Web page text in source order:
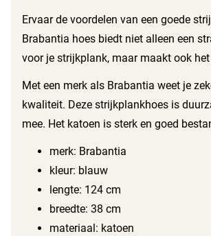
Ervaar de voordelen van een goede
Brabantia hoes biedt niet alleen een
voor je strijkplank, maar maakt ook
Met een merk als Brabantia weet je
kwaliteit. Deze strijkplankhoes is
mee. Het katoen is sterk en goed
merk: Brabantia
kleur: blauw
lengte: 124 cm
breedte: 38 cm
materiaal: katoen